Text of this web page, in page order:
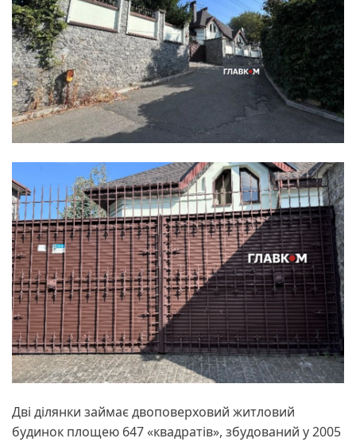
Дві ділянки займає двоповерховий житловий
будинок площею 647 «квадратів», збудований у 2005